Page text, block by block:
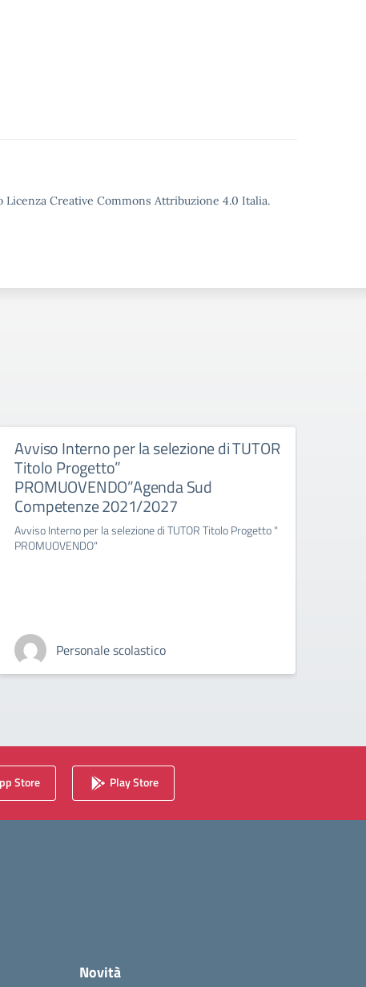
Creative Commons Attribuzione 4.0 Italia.
Avviso Interno per la selezione di TUTOR
Titolo Progetto”
PROMUOVENDO”Agenda Sud
Competenze 2021/2027
Avviso Interno per la selezione di TUTOR Titolo Progetto "
PROMUOVENDO"
Personale scolastico
Store Play Store
Novità